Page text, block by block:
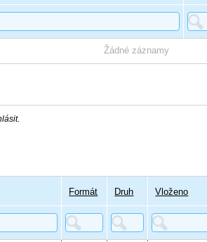
Žádné záznamy
Formát Druh Vloženo